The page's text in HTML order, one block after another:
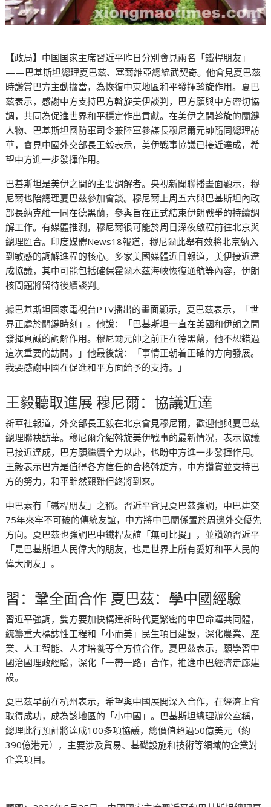
【政局】中国国家主席習近平昨日分別會見兩名「鐵桿朋友」
——巴基斯坦總理夏巴茲、塞爾維亞總統武契奇。他會見夏巴茲
時讚賞巴方主動擔當，為恢復中東地區和平發揮斡旋作用。夏巴
茲表示，感謝中方支持巴方斡旋美伊談判，巴方願與中方密切協
調，共同為促進世界和平穩定作出貢獻。在美伊之間斡旋的關鍵
人物、巴基斯坦國防軍司令兼陸軍參謀長穆尼爾元帥隨同總理訪
華，會見中國外交部長王毅表示，美伊戰事協議已接近達成，希
望中方進一步發揮作用。
巴基斯坦是美伊之間的主要調解者。央視新聞聯播畫面顯示，穆
尼爾也陪總理夏巴茲參加會談。穆尼爾上周五六與巴基斯坦內政
部長納克維一同在德黑蘭，參與旨在正式結束伊朗戰爭的持續調
解工作。有媒體推測，穆尼爾很可能於周日深夜啟程前往北京與
總理匯合。印度媒體News18報道，穆尼爾此舉有效將北京納入
到敏感的調解進程的核心。多家美國媒體近日報道，美伊接近達
成協議，其中可能包括確保霍爾木茲海峽恢復通航等內容，伊朗
核問題將留待後續談判。
據巴基斯坦國家電視台PTV播出的畫面顯示，夏巴茲表示，「世
界正處於關鍵時刻」。他說：「巴基斯坦一直在美國和伊朗之間
發揮真誠的調解作用。穆尼爾元帥之前正在德黑蘭，他不想錯過
這次重要的訪問。」他最後說：「事情正朝着正確的方向發展。
我要感謝中國在促進和平方面給予的支持。」
王毅聽取進展 穆尼爾：協議近達
新華社報道，外交部長王毅在北京會見穆尼爾，歡迎他與夏巴茲
總理聯袂訪華。穆尼爾介紹斡旋美伊戰事的最新情况，表示協議
已接近達成，巴方願繼續全力以赴，也盼中方進一步發揮作用。
王毅表示巴方是值得各方信任的合格斡旋方，中方讚賞並支持巴
方的努力，和平雖然艱難但終將到來。
中巴素有「鐵桿朋友」之稱。習近平會見夏巴茲強調，中巴建交
75年來牢不可破的傳統友誼，中方將中巴關係置於周邊外交優先
方向。夏巴茲也強調巴中鐵桿友誼「無可比擬」，並讚頌習近平
「是巴基斯坦人民偉大的朋友，也是世界上所有愛好和平人民的
偉大朋友」。
習：鞏全面合作 夏巴茲：學中國經驗
習近平強調，雙方要加快構建新時代更緊密的中巴命運共同體，
統籌重大標誌性工程和「小而美」民生項目建設，深化農業、產
業、人工智能、人才培養等全方位合作。夏巴茲表示，願學習中
國治國理政經驗，深化「一帶一路」合作，推進中巴經濟走廊建
設。
夏巴茲早前在杭州表示，希望與中國展開深入合作，在經濟上會
取得成功，成為該地區的「小中國」。巴基斯坦總理辦公室稱，
總理此行預計將達成100多項協議，總價值超過50億美元（約
390億港元），主要涉及貿易、基礎設施和技術等領域的企業對
企業項目。